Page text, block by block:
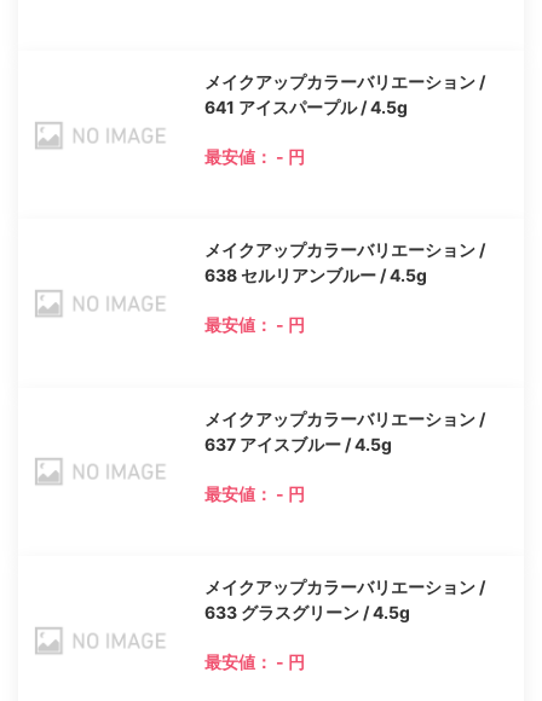
メイクアップカラーバリエーション /
641 アイスパープル / 4.5g
最安値： - 円
メイクアップカラーバリエーション /
638 セルリアンブルー / 4.5g
最安値： - 円
メイクアップカラーバリエーション /
637 アイスブルー / 4.5g
最安値： - 円
メイクアップカラーバリエーション /
633 グラスグリーン / 4.5g
最安値： - 円